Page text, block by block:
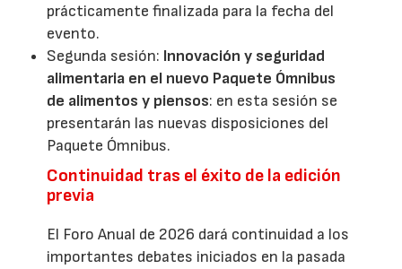
prácticamente finalizada para la fecha del
evento.
Segunda sesión: Innovación y seguridad
alimentaria en el nuevo Paquete Ómnibus
de alimentos y piensos: en esta sesión se
presentarán las nuevas disposiciones del
Paquete Ómnibus.
Continuidad tras el éxito de la edición
previa
El Foro Anual de 2026 dará continuidad a los
importantes debates iniciados en la pasada